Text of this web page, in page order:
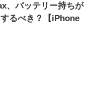
、バッテリー持ちが
るべき？【iPhone